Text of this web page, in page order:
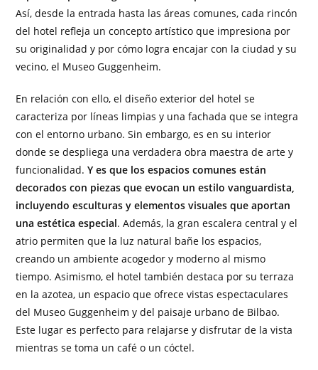
Así, desde la entrada hasta las áreas comunes, cada rincón
del hotel refleja un concepto artístico que impresiona por
su originalidad y por cómo logra encajar con la ciudad y su
vecino, el Museo Guggenheim.
En relación con ello, el diseño exterior del hotel se
caracteriza por líneas limpias y una fachada que se integra
con el entorno urbano. Sin embargo, es en su interior
donde se despliega una verdadera obra maestra de arte y
funcionalidad.Y es que los espacios comunes están
decorados con piezas que evocan un estilo vanguardista,
incluyendo esculturas y elementos visuales que aportan
una estética especial. Además, la gran escalera central y el
atrio permiten que la luz natural bañe los espacios,
creando un ambiente acogedor y moderno al mismo
tiempo. Asimismo, el hotel también destaca por su terraza
en la azotea, un espacio que ofrece vistas espectaculares
del Museo Guggenheim y del paisaje urbano de Bilbao.
Este lugar es perfecto para relajarse y disfrutar de la vista
mientras se toma un café o un cóctel.